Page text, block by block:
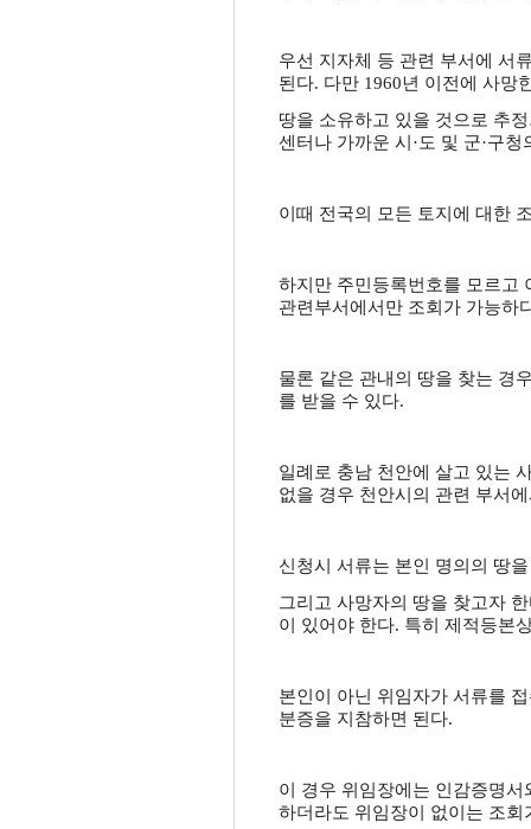
우선 지자체 등 관련 부서에 서
된다. 다만 1960년 이전에 사망
땅을 소유하고 있을 것으로 추
센터나 가까운 시·도 및 군·구
이때 전국의 모든 토지에 대한
하지만 주민등록번호를 모르고
관련부서에서만 조회가 가능하
물론 같은 관내의 땅을 찾는 경
를 받을 수 있다.
일례로 충남 천안에 살고 있는
없을 경우 천안시의 관련 부서
신청시 서류는 본인 명의의 땅
그리고 사망자의 땅을 찾고자
이 있어야 한다. 특히 제적등본
본인이 아닌 위임자가 서류를
분증을 지참하면 된다.
이 경우 위임장에는 인감증명
하더라도 위임장이 없이는 조회